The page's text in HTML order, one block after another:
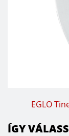
EGLO
ÍGY